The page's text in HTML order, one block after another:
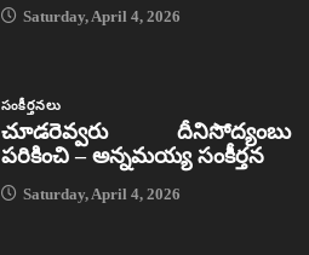
Saturday, April 4, 2026
సంకీర్తనలు
చూడరెవ్వరు దీనిసోద్యంబు
పరికించి – అన్నమయ్య సంకీర్తన
Saturday, April 4, 2026